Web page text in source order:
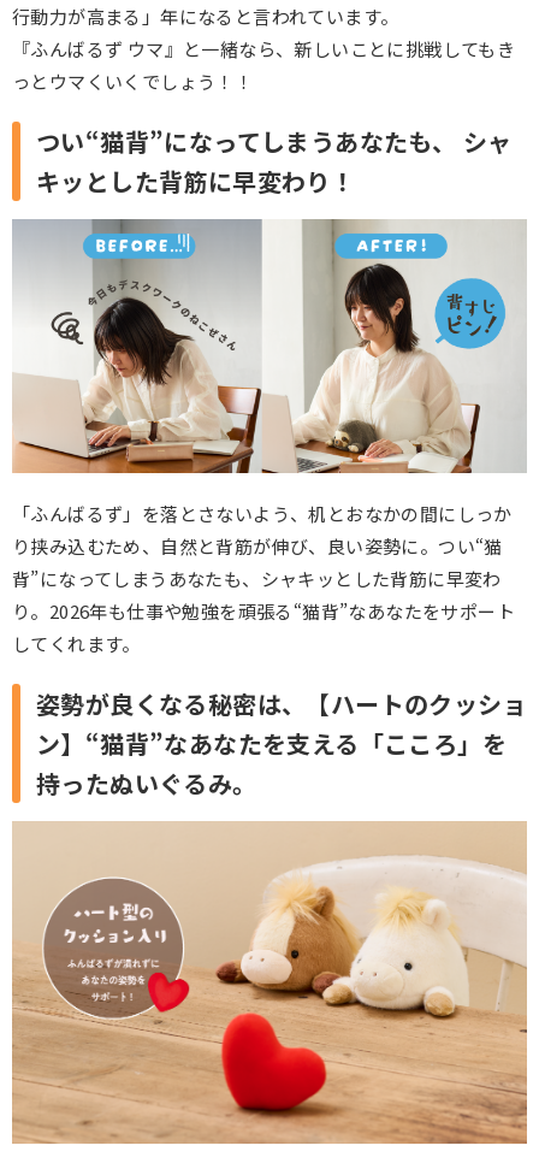
行動力が高まる」年になると言われています。
『ふんばるず ウマ』と一緒なら、新しいことに挑戦してもき
っとウマくいくでしょう！！
つい“猫背”になってしまうあなたも、
シャ
キッとした背筋に早変わり！
「ふんばるず」を落とさないよう、机とおなかの間にしっか
り挟み込むため、自然と背筋が伸び、良い姿勢に。つい“猫
背”になってしまうあなたも、シャキッとした背筋に早変わ
り。2026年も仕事や勉強を頑張る“猫背”なあなたをサポート
してくれます。
姿勢が良くなる秘密は、【ハートのクッショ
ン】 “猫背”なあなたを支える「こころ」を
持ったぬいぐるみ。